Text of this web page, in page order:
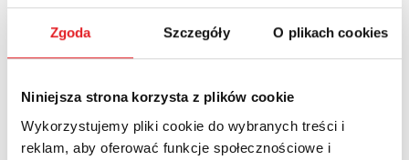
Zgoda Szczegóły O plikach cookies
Niniejsza strona korzysta z plików cookie
Wykorzystujemy pliki cookie do wybranych treści i
reklam, aby oferować funkcje społecznościowe i
BACK
Ask for the details of the offer